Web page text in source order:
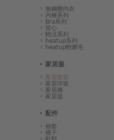
無鋼圈內衣
內褲系列
Bra系列
背心
輕涼系列
heatup系列
heatup輕磨毛
家居服
家居套裝
家居洋裝
家居褲
家居毯
配件
袖套
襪子
鞋類